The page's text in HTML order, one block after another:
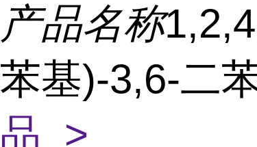
产品名称
苯基)-3,6-二
品 >